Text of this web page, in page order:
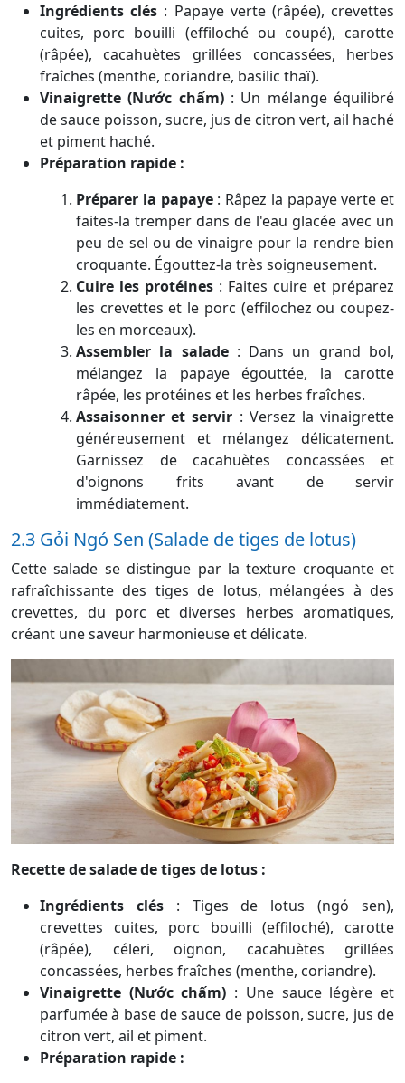
Ingrédients clés : Papaye verte (râpée), crevettes
cuites, porc bouilli (effiloché ou coupé), carotte
(râpée), cacahuètes grillées concassées, herbes
fraîches (menthe, coriandre, basilic thaï).
Vinaigrette (Nước chấm): Un mélange équilibré
de sauce poisson, sucre, jus de citron vert, ail haché
et piment haché.
Préparation rapide :
Préparer la papaye: Râpez la papaye verte et
faites-la tremper dans de l'eau glacée avec un
peu de sel ou de vinaigre pour la rendre bien
croquante. Égouttez-la très soigneusement.
Cuire les protéines : Faites cuire et préparez
les crevettes et le porc (effilochez ou coupez-
les en morceaux).
Assembler la salade: Dans un grand bol,
mélangez la papaye égouttée, la carotte
râpée, les protéines et les herbes fraîches.
Assaisonner et servir : Versez la vinaigrette
généreusement et mélangez délicatement.
Garnissez de cacahuètes concassées et
d'oignons frits avant de servir
immédiatement.
2.3 Gỏi Ngó Sen (Salade de tiges de lotus)
Cette salade se distingue par la texture croquante et
rafraîchissante des tiges de lotus, mélangées à des
crevettes, du porc et diverses herbes aromatiques,
créant une saveur harmonieuse et délicate.
Recette de salade de tiges de lotus :
Ingrédients clés: Tiges de lotus (ngó sen),
crevettes cuites, porc bouilli (effiloché), carotte
(râpée), céleri, oignon, cacahuètes grillées
concassées, herbes fraîches (menthe, coriandre).
Vinaigrette (Nước chấm) : Une sauce légère et
parfumée à base de sauce de poisson, sucre, jus de
citron vert, ail et piment.
Préparation rapide :